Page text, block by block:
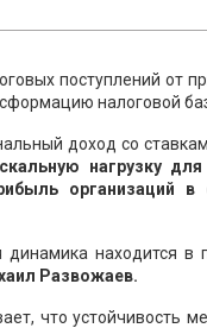
поступлений от
налоговой
доход со
нагрузку для
организаций в
динамика находится в
Развожаев.
что устойчивость